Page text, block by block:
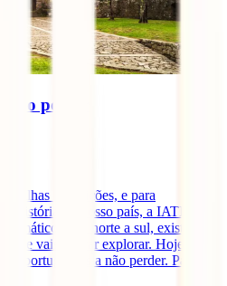
não perder
e tradições, e para
história do nosso país, a IATI viaja
De norte a sul, existem
que vais adorar explorar. Hoje
portugueses a não perder. Parte à